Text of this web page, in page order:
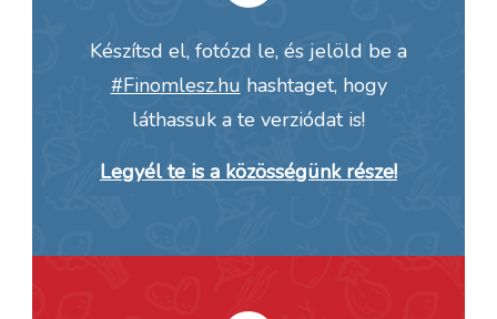
Készítsd el, fotózd le, és jelöld be a
#Finomlesz.hu hashtaget, hogy
láthassuk a te verziódat is!
Legyél te is a közösségünk része!